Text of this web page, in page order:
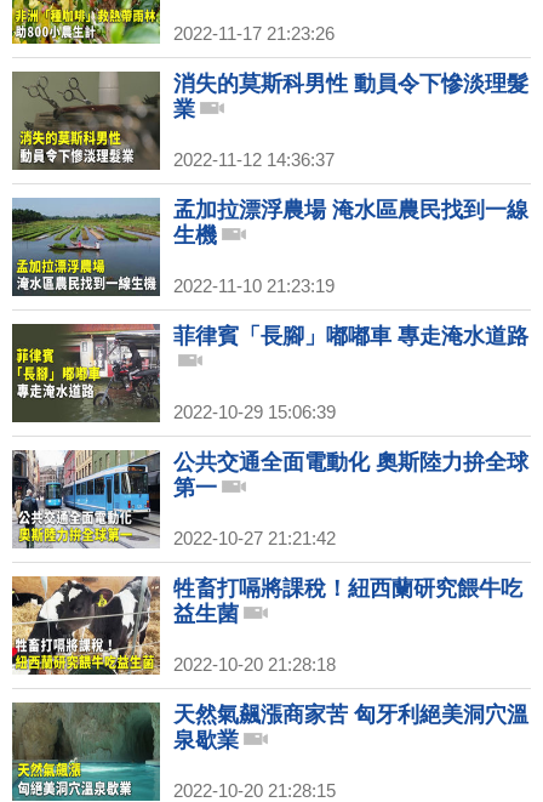
2022-11-17 21:23:26
消失的莫斯科男性 動員令下慘淡理髮
業
2022-11-12 14:36:37
孟加拉漂浮農場 淹水區農民找到一線
生機
2022-11-10 21:23:19
菲律賓「長腳」嘟嘟車 專走淹水道路
2022-10-29 15:06:39
公共交通全面電動化 奧斯陸力拚全球
第一
2022-10-27 21:21:42
牲畜打嗝將課稅！紐西蘭研究餵牛吃
益生菌
2022-10-20 21:28:18
天然氣飆漲商家苦 匈牙利絕美洞穴溫
泉歇業
2022-10-20 21:28:15